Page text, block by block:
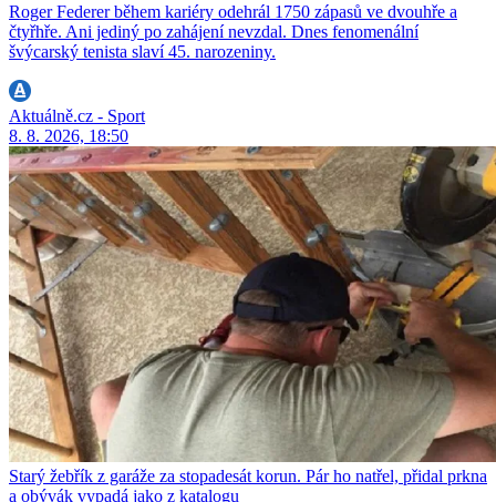
Roger Federer během kariéry odehrál 1750 zápasů ve dvouhře a
čtyřhře. Ani jediný po zahájení nevzdal. Dnes fenomenální
švýcarský tenista slaví 45. narozeniny.
Aktuálně.cz - Sport
8. 8. 2026, 18:50
Starý žebřík z garáže za stopadesát korun. Pár ho natřel, přidal prkna
a obývák vypadá jako z katalogu